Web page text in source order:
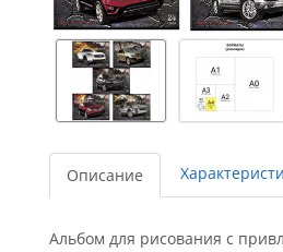
Описание
Альбом для рисования с